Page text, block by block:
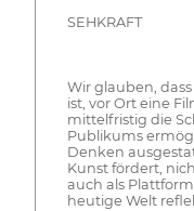
SEHKRAFT
Wir glauben,
ist, vor Ort eine
mittelfristig die
Publikums
Denken
Kunst fördert,
auch als
heutige Welt